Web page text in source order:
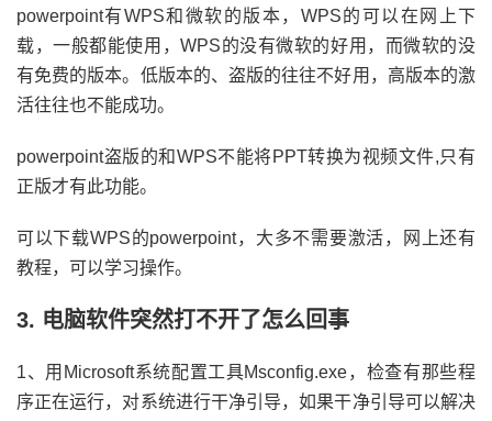
powerpoint有WPS和微软的版本，WPS的可以在网上下
载，一般都能使用，WPS的没有微软的好用，而微软的没
有免费的版本。低版本的、盗版的往往不好用，高版本的激
活往往也不能成功。
powerpoint盗版的和WPS不能将PPT转换为视频文件,只有
正版才有此功能。
可以下载WPS的powerpoint，大多不需要激活，网上还有
教程，可以学习操作。
3. 电脑软件突然打不开了怎么回事
1、用Microsoft系统配置工具Msconfig.exe，检查有那些程
序正在运行，对系统进行干净引导，如果干净引导可以解决